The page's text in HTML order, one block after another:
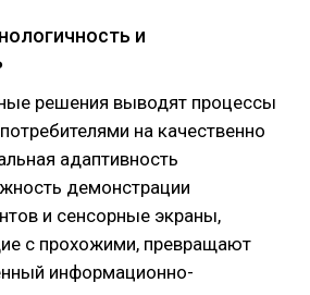
и
решения выводят процессы
на качественно
адаптивность
демонстрации
и сенсорные экраны,
с прохожими, превращают
информационно-